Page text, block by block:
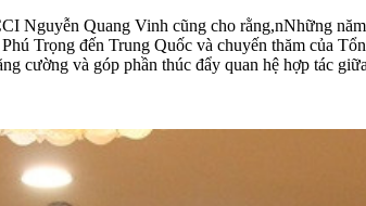
Nguyễn Quang Vinh cũng cho rằng,nNhững
Trọng đến Trung Quốc và chuyến thăm của
cường và góp phần thúc đẩy quan hệ hợp tác